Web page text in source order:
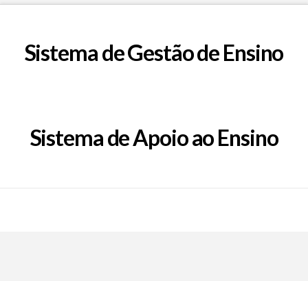
Sistema de Gestão de Ensino
Sistema de Apoio ao Ensino